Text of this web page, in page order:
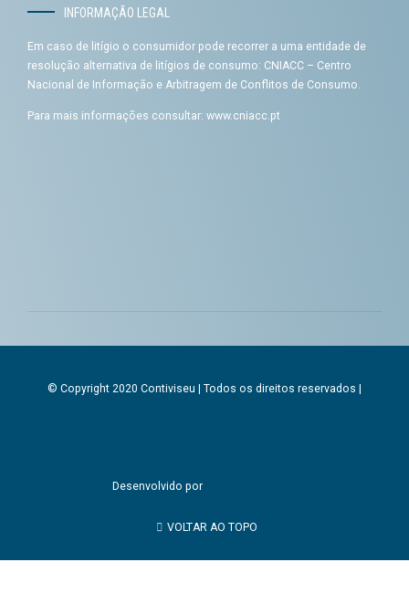
INFORMAÇÃO LEGAL
Em caso de litígio o consumidor pode recorrer a uma entidade de
resolução alternativa de litígios de consumo: CNIACC – Centro
Nacional de Informação e Arbitragem de Conflitos de Consumo.
Para mais informações consultar: www.cniacc.pt
© Copyright 2020 Contiviseu | Todos os direitos reservados |
Desenvolvido por
VOLTAR AO TOPO